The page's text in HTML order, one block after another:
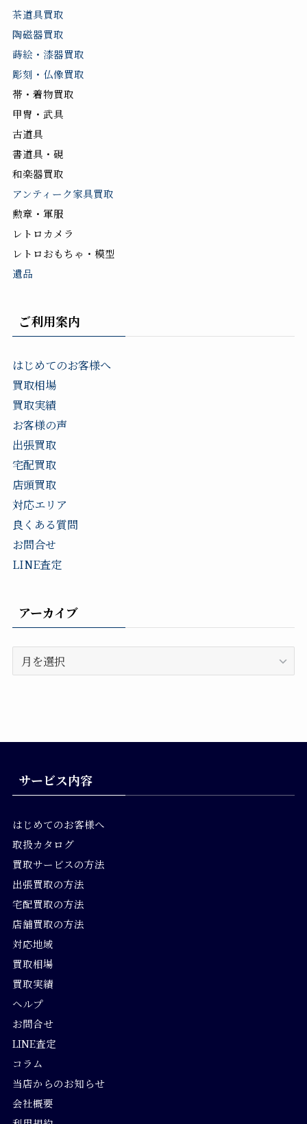
茶道具買取
陶磁器買取
蒔絵・漆器買取
彫刻・仏像買取
帯・着物買取
甲冑・武具
古道具
書道具・硯
和楽器買取
アンティーク家具買取
勲章・軍服
レトロカメラ
レトロおもちゃ・模型
遺品
ご利用案内
はじめてのお客様へ
買取相場
買取実績
お客様の声
出張買取
宅配買取
店頭買取
対応エリア
良くある質問
お問合せ
LINE査定
アーカイブ
ー
サービス内容
はじめてのお客様へ
取扱カタログ
買取サービスの方法
出張買取の方法
宅配買取の方法
店舗買取の方法
対応地域
買取相場
買取実績
ヘルプ
お問合せ
LINE査定
コラム
当店からのお知らせ
会社概要